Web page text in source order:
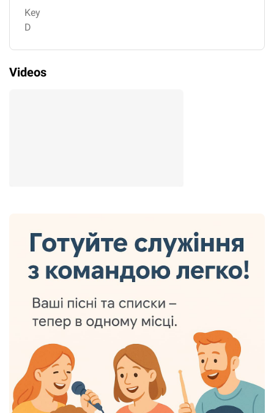
Key
D
Videos